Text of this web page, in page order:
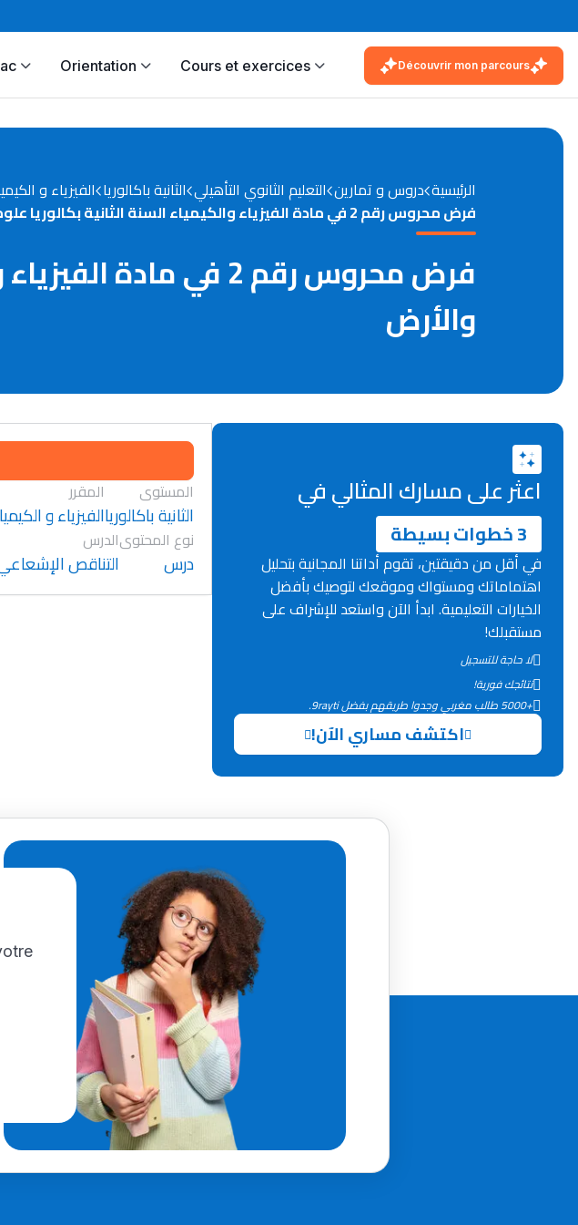
Orientation Cours et exercices Découvrir mon parcours
الرئيسية دروس و تمارين التعليم الثانوي التأهيلي الثانية باكالوريا الفيزياء و
فرض محروس رقم 2 في مادة الفيزياء والكيمياء السنة الثانية بكالوريا علوم الحياة والأرض
فرض محروس رقم 2 في
والأرض
المستوى
الثانية باكالوريا
المقرر
الفيزياء و
نوع المحتوى
درس
الدرس
التناقص
اعثر على مسارك المثالي في
3 خطوات بسيطة
في أقل من دقيقتين، تقوم أداتنا المجانية بتحليل
اهتماماتك ومستواك وموقعك لتوصيك بأفضل
الخيارات التعليمية. ابدأ الآن واستعد للإشراف على
مستقبلك!
لا حاجة للتسجيل
نتائجك فورية!
+5000 طالب مغربي وجدوا طريقهم بفضل 9rayti.
اكتشف مساري الآن!